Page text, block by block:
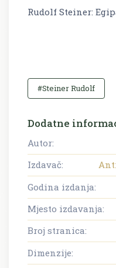
Rudolf Steiner:
#Steiner Rudolf
Dodatne
Autor:
Izdavač:
Godina izdanja:
Mjesto izdavanja:
Broj stranica:
Dimenzije: